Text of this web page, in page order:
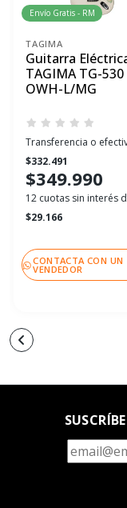
Envío Gratis - RM
TAGIMA
Guitarra
TAGIMA TG-530
OWH-L/MG
Transferencia o
$332.491
$349.990
12 cuotas sin interés
$29.166
CONTACTA CON UN
VENDEDOR